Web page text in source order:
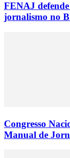
FENAJ
jornalismo no
Congresso
Manual de